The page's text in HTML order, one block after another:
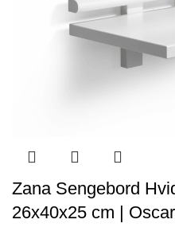
Zana Sengebord
26x40x25 cm |